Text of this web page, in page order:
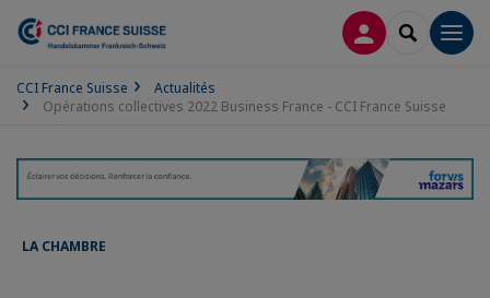
CONNEXION
CCI France Suisse
Actualités
Opérations collectives 2022 Business France - CCI France Suisse
LA CHAMBRE